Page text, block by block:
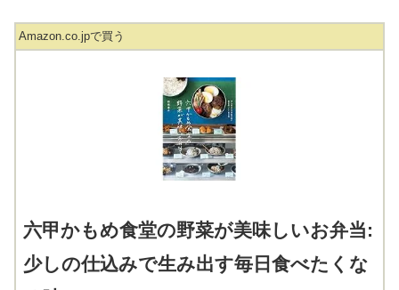
Amazon.co.jpで買う
六甲かもめ食堂の野菜が美味しいお弁当:
少しの仕込みで生み出す毎日食べたくな